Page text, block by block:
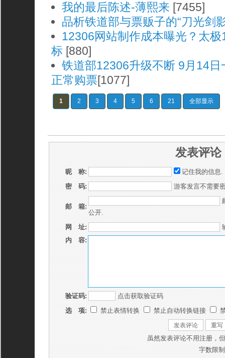
我的最后陈述-薄熙来 [7455]
品析铁道部与票贩子的“刀光剑
12306网站制作成本曝光？太极
标 [880]
铁道部12306升级不断 9月14日
正常购票[1077]
1 2 3 4 5 6 21 全部显示
发表评论
昵 称:
记住我的信息.
密 码:
游客发言不需要
邮 箱:
公开.
网 址:
内 容:
验证码:
点击获取验证码
选 项:
禁止表情转换 禁止自动转换链接
虽然发表评论不用注册，
字数限